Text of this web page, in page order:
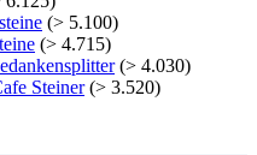
(> 5.100)
(> 4.715)
(> 4.030)
Steiner(> 3.520)